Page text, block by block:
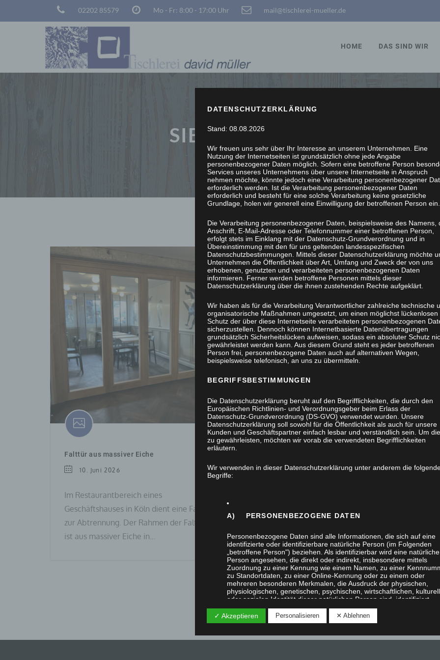
02202 85579 Mo - Fr: 8:00 - 17:00 Uhr mail@tischlerei-mueller.de
HOME DAS SIND WIR
SIE STÖBERN, WIR
Falttür aus massiver Eiche
10. Juni 2026
Im Restaurantbereich eines
Geschäftshauses in Köln dient eine Falttür
zur Abtrennung. Der Rahmen der Falttür
ist aus massiver Eiche in…
DATENSCHUTZERKLÄRUNG
Stand: 08.08.2026
Wir freuen uns sehr über Ihr Interesse an unserem Unternehmen. Eine
Nutzung der Internetseiten ist grundsätzlich ohne jede Angabe
personenbezogener Daten möglich. Sofern eine betroffene Person
Services unseres Unternehmens über unsere Internetseite in Anspruch
nehmen möchte, könnte jedoch eine Verarbeitung personenbezogener
erforderlich werden. Ist die Verarbeitung personenbezogener Daten
erforderlich und besteht für eine solche Verarbeitung keine gesetzliche
Grundlage, holen wir generell eine Einwilligung der betroffenen Person ein.
Die Verarbeitung personenbezogener Daten, beispielsweise des Namens,
Anschrift, E-Mail-Adresse oder Telefonnummer einer betroffenen Person,
erfolgt stets im Einklang mit der Datenschutz-Grundverordnung und in
Übereinstimmung mit den für uns geltenden landesspezifischen
Datenschutzbestimmungen. Mittels dieser Datenschutzerklärung möchte
Unternehmen die Öffentlichkeit über Art, Umfang und Zweck der von uns
erhobenen, genutzten und verarbeiteten personenbezogenen Daten
informieren. Ferner werden betroffene Personen mittels dieser
Datenschutzerklärung über die ihnen zustehenden Rechte aufgeklärt.
Wir haben als für die Verarbeitung Verantwortlicher zahlreiche technische
organisatorische Maßnahmen umgesetzt, um einen möglichst lückenlosen
Schutz der über diese Internetseite verarbeiteten personenbezogenen
sicherzustellen. Dennoch können Internetbasierte Datenübertragungen
grundsätzlich Sicherheitslücken aufweisen, sodass ein absoluter Schutz
gewährleistet werden kann. Aus diesem Grund steht es jeder betroffenen
Person frei, personenbezogene Daten auch auf alternativen Wegen,
beispielsweise telefonisch, an uns zu übermitteln.
BEGRIFFSBESTIMMUNGEN
Die Datenschutzerklärung beruht auf den Begrifflichkeiten, die durch den
Europäischen Richtlinien- und Verordnungsgeber beim Erlass der
Datenschutz-Grundverordnung (DS-GVO) verwendet wurden. Unsere
Datenschutzerklärung soll sowohl für die Öffentlichkeit als auch für unsere
Kunden und Geschäftspartner einfach lesbar und verständlich sein. Um
zu gewährleisten, möchten wir vorab die verwendeten Begrifflichkeiten
erläutern.
Wir verwenden in dieser Datenschutzerklärung unter anderem die
Begriffe:
A) PERSONENBEZOGENE DATEN
Personenbezogene Daten sind alle Informationen, die sich auf eine
identifizierte oder identifizierbare natürliche Person (im Folgenden
„betroffene Person") beziehen. Als identifizierbar wird eine natürliche
Person angesehen, die direkt oder indirekt, insbesondere mittels
Zuordnung zu einer Kennung wie einem Namen, zu einer
zu Standortdaten, zu einer Online-Kennung oder zu einem oder
mehreren besonderen Merkmalen, die Ausdruck der physischen,
physiologischen, genetischen, psychischen, wirtschaftlichen,
oder sozialen Identität dieser natürlichen Person sind, identifiziert
werden kann.
✓ Akzeptieren Personalisieren ✕ Ablehnen